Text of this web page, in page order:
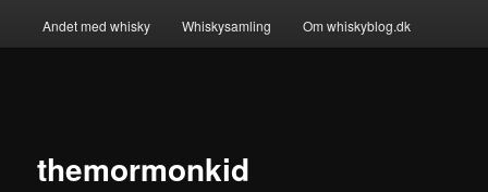
Andet med whisky Whiskysamling Om whiskyblog.dk
themormonkid